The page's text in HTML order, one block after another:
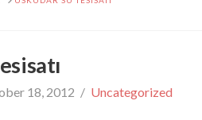
18, 2012 Uncategorized